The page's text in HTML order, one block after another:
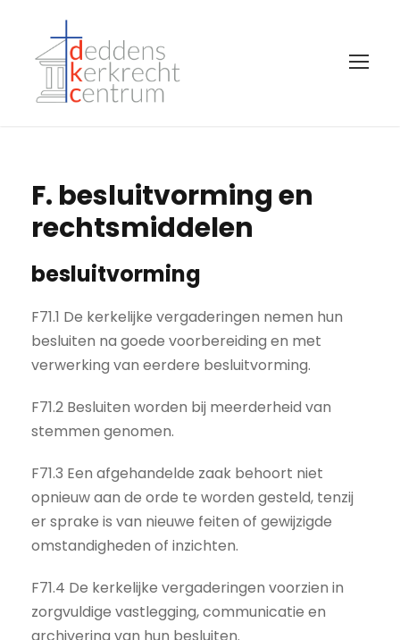
F. besluitvorming en
rechtsmiddelen
besluitvorming
F71.1 De kerkelijke vergaderingen nemen hun
besluiten na goede voorbereiding en met
verwerking van eerdere besluitvorming.
F71.2 Besluiten worden bij meerderheid van
stemmen genomen.
F71.3 Een afgehandelde zaak behoort niet
opnieuw aan de orde te worden gesteld, tenzij
er sprake is van nieuwe feiten of gewijzigde
omstandigheden of inzichten.
F71.4 De kerkelijke vergaderingen voorzien in
zorgvuldige vastlegging, communicatie en
archivering van hun besluiten.